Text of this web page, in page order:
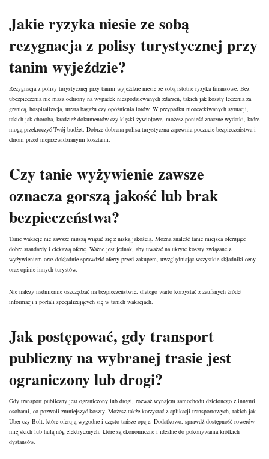
Jakie ryzyka niesie ze sobą
rezygnacja z polisy turystycznej przy
tanim wyjeździe?
Rezygnacja z polisy turystycznej przy tanim wyjeździe niesie ze sobą istotne ryzyka finansowe. Bez
ubezpieczenia nie masz ochrony na wypadek niespodziewanych zdarzeń, takich jak koszty leczenia za
granicą, hospitalizacja, utrata bagażu czy opóźnienia lotów. W przypadku nieoczekiwanych sytuacji,
takich jak choroba, kradzież dokumentów czy klęski żywiołowe, możesz ponieść znaczne wydatki, które
mogą przekroczyć Twój budżet. Dobrze dobrana polisa turystyczna zapewnia poczucie bezpieczeństwa i
chroni przed nieprzewidzianymi kosztami.
Czy tanie wyżywienie zawsze
oznacza gorszą jakość lub brak
bezpieczeństwa?
Tanie wakacje nie zawsze muszą wiązać się z niską jakością. Można znaleźć tanie miejsca oferujące
dobre standardy i ciekawą ofertę. Ważne jest jednak, aby uważać na ukryte koszty związane z
wyżywieniem oraz dokładnie sprawdzić oferty przed zakupem, uwzględniając wszystkie składniki ceny
oraz opinie innych turystów.
Nie należy nadmiernie oszczędzać na bezpieczeństwie, dlatego warto korzystać z zaufanych źródeł
informacji i portali specjalizujących się w tanich wakacjach.
Jak postępować, gdy transport
publiczny na wybranej trasie jest
ograniczony lub drogi?
Gdy transport publiczny jest ograniczony lub drogi, rozważ wynajem samochodu dzielonego z innymi
osobami, co pozwoli zmniejszyć koszty. Możesz także korzystać z aplikacji transportowych, takich jak
Uber czy Bolt, które oferują wygodne i często tańsze opcje. Dodatkowo, sprawdź dostępność rowerów
miejskich lub hulajnóg elektrycznych, które są ekonomiczne i idealne do pokonywania krótkich
dystansów.